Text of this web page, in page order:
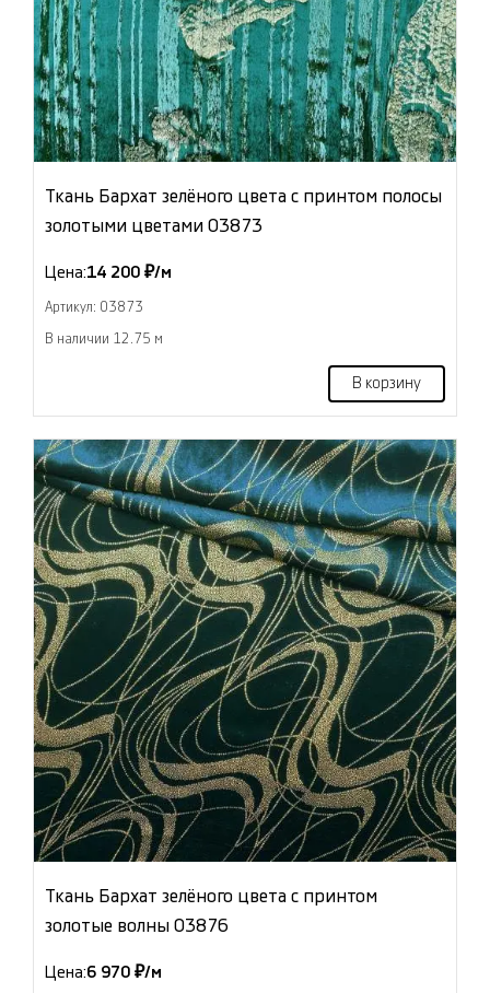
Ткань Бархат зелёного цвета с принтом полосы
золотыми цветами 03873
Цена:14 200 ₽/м
Артикул: 03873
В наличии 12.75 м
В корзину
Ткань Бархат зелёного цвета с принтом
золотые волны 03876
Цена:6 970 ₽/м